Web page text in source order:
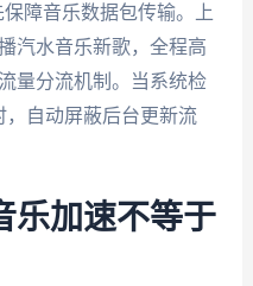
障音乐数据包传输。上
汽水音乐新歌，全程高
量分流机制。当系统检
自动屏蔽后台更新流
乐加速不等于